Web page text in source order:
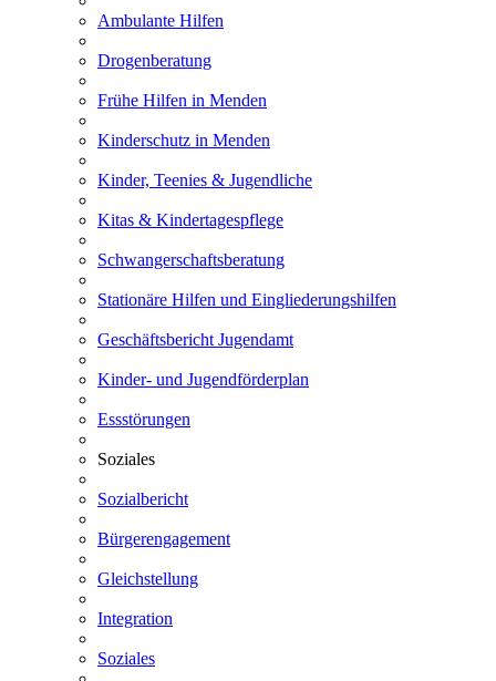
Ambulante Hilfen
Drogenberatung
Frühe Hilfen in Menden
Kinderschutz in Menden
Kinder, Teenies & Jugendliche
Kitas & Kindertagespflege
Schwangerschaftsberatung
Stationäre Hilfen und Eingliederungshilfen
Geschäftsbericht Jugendamt
Kinder- und Jugendförderplan
Essstörungen
Soziales
Sozialbericht
Bürgerengagement
Gleichstellung
Integration
Soziales